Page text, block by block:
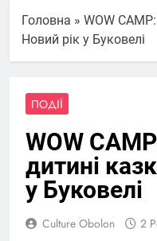
Головна » WOW
Новий рік у Буковелі
ПОДІЇ
WOW
дитині
у Буковелі
Culture Obolon 2